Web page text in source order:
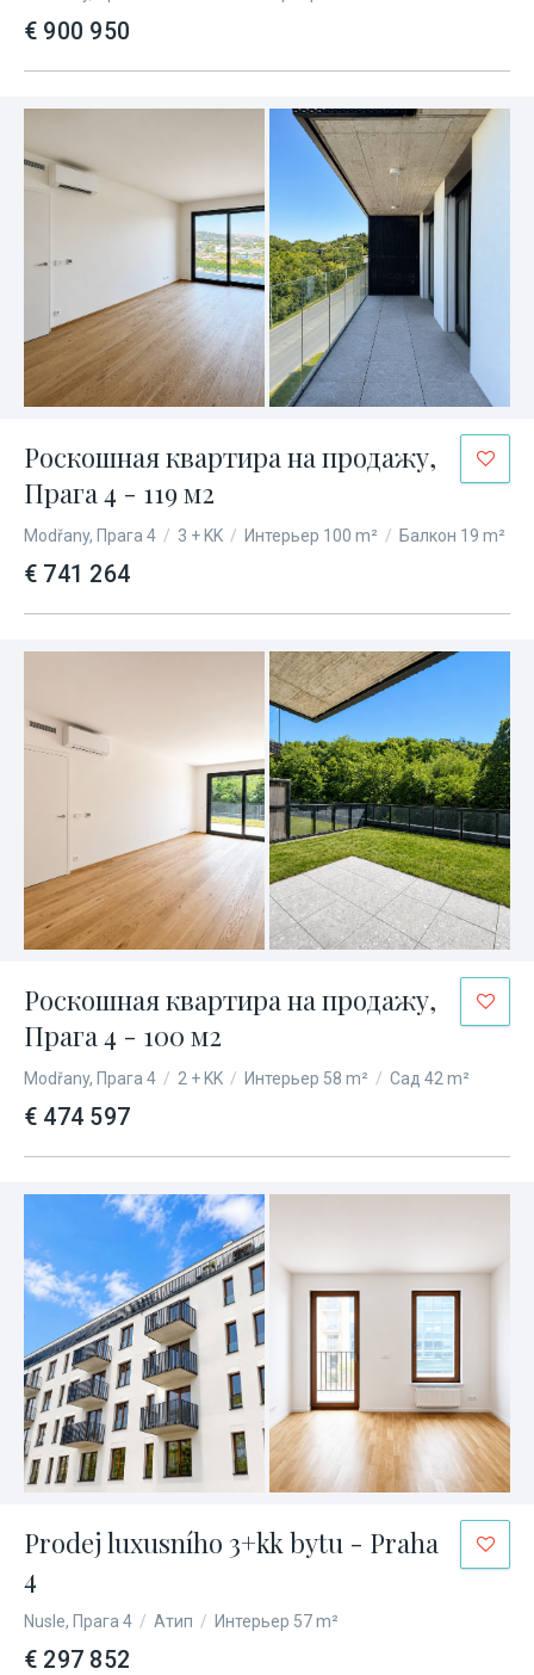
€ 900 950
Роскошная квартира на продажу,
Прага 4 - 119 м2
Modřany, Прага 4 / 3 + KK / Интерьер 100 m² / Балкон 19 m²
€ 741 264
Роскошная квартира на продажу,
Прага 4 - 100 м2
Modřany, Прага 4 / 2 + KK / Интерьер 58 m² / Сад 42 m²
€ 474 597
Prodej luxusního 3+kk bytu - Praha
4
Nusle, Прага 4 / Атип / Интерьер 57 m²
€ 297 852